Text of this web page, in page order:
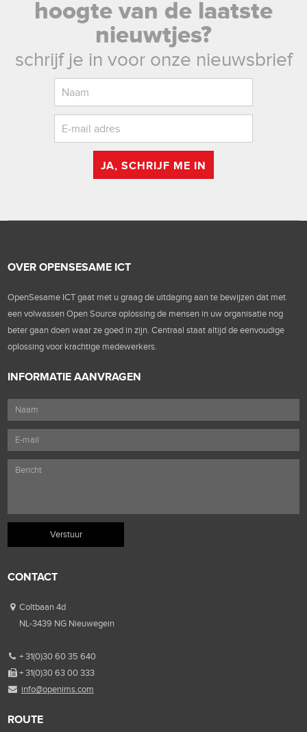
hoogte van de laatste
nieuwtjes?
schrijf je in voor onze nieuwsbrief
JA, SCHRIJF ME IN
OVER OPENSESAME ICT
OpenSesame ICT gaat met u graag de uitdaging aan te bewijzen dat met
een volwassen Open Source oplossing de mensen in uw organisatie nog
beter gaan doen waar ze goed in zijn. Centraal staat altijd de eenvoudige
oplossing voor krachtige medewerkers.
INFORMATIE AANVRAGEN
CONTACT
Coltbaan 4d
NL-3439 NG Nieuwegein
+ 31(0)30 60 35 640
+ 31(0)30 63 00 333
info@openims.com
ROUTE